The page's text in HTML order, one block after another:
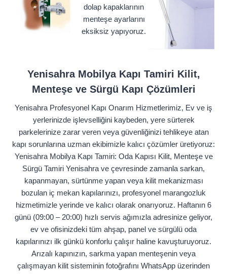
dolap kapaklarının
menteşe ayarlarını
eksiksiz yapıyoruz.
Yenisahra Mobilya Kapı Tamiri Kilit,
Menteşe ve Sürgü Kapı Çözümleri
Yenisahra Profesyonel Kapı Onarım Hizmetlerimiz, Ev ve iş
yerlerinizde işlevselliğini kaybeden, yere sürterek
parkelerinize zarar veren veya güvenliğinizi tehlikeye atan
kapı sorunlarına uzman ekibimizle kalıcı çözümler üretiyoruz:
Yenisahra Mobilya Kapı Tamiri: Oda Kapısı Kilit, Menteşe ve
Sürgü Tamiri Yenisahra ve çevresinde zamanla sarkan,
kapanmayan, sürtünme yapan veya kilit mekanizması
bozulan iç mekan kapılarınızı, profesyonel marangozluk
hizmetimizle yerinde ve kalıcı olarak onarıyoruz. Haftanın 6
günü (09:00 – 20:00) hızlı servis ağımızla adresinize geliyor,
ev ve ofisinizdeki tüm ahşap, panel ve sürgülü oda
kapılarınızı ilk günkü konforlu çalışır haline kavuşturuyoruz.
Arızalı kapınızın, sarkma yapan menteşenin veya
çalışmayan kilit sisteminin fotoğrafını WhatsApp üzerinden